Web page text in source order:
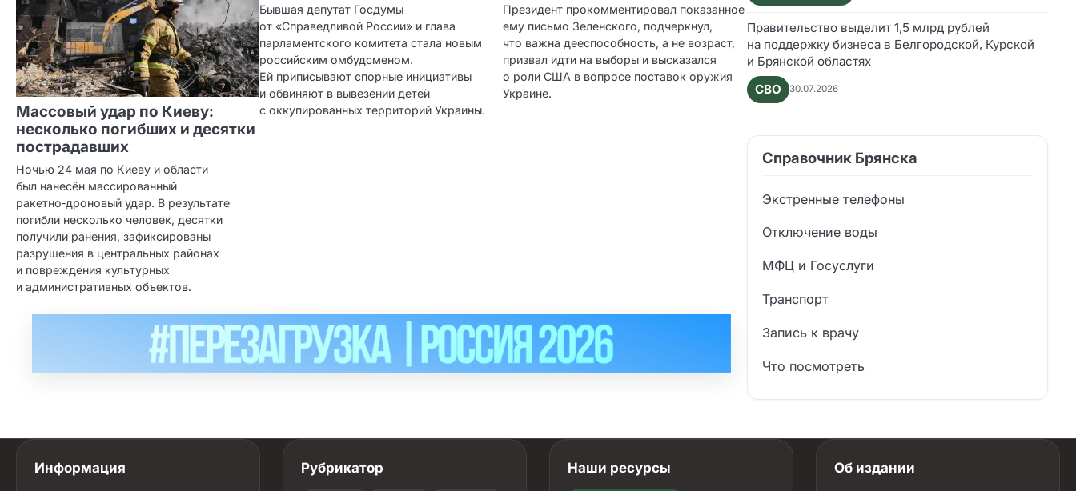
Массовый удар по Киеву:
несколько погибших и десятки
пострадавших
Ночью 24 мая по Киеву и области
был нанесён массированный
ракетно‑дроновый удар. В результате
погибли несколько человек, десятки
получили ранения, зафиксированы
разрушения в центральных районах
и повреждения культурных
и административных объектов.
Бывшая депутат Госдумы
от «Справедливой России» и глава
парламентского комитета стала новым
российским омбудсменом.
Ей приписывают спорные инициативы
и обвиняют в вывезении детей
с оккупированных территорий Украины.
Президент прокомментировал показанное
ему письмо Зеленского, подчеркнул,
что важна дееспособность, а не возраст,
призвал идти на выборы и высказался
о роли США в вопросе поставок оружия
Украине.
Правительство выделит 1,5 млрд рублей
на поддержку бизнеса в Белгородской, Курской
и Брянской областях
СВО
30.07.2026
Справочник Брянска
Экстренные телефоны
Отключение воды
МФЦ и Госуслуги
Транспорт
Запись к врачу
Что посмотреть
Информация Рубрикатор Наши ресурсы Об издании